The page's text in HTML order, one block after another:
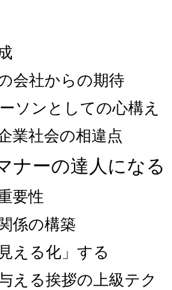
成
会社からの期待
ソンとしての心構え
業社会の相違点
ナーの達人になる
重要性
係の構築
える化」する
える挨拶の上級テク